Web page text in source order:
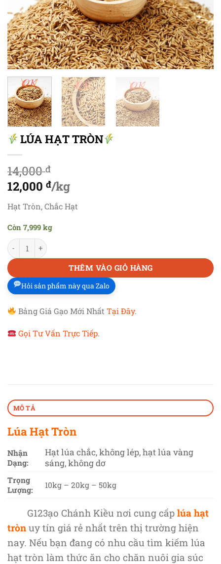
LÚA HẠT TRÒN
14,000đ
Giá
gốc
là:
14,000 đ.
12,000 đ/kg
Giá
hiện
tại
là:
12,000 đ.
Hạt Tròn, Chắc Hạt
Còn 7,999 kg
LÚA HẠT TRÒN
THÊM VÀO GIỎ HÀNG
Hỏi sản phẩm này qua Zalo
Bảng Giá Gạo Mới NhấtTại Đây.
Gọi Tư Vấn Trực Tiếp.
MÔ TẢ
Lúa Hạt Tròn
Nhận
Dạng:
Hạt lúa chắc, không lép, hạt lúa vàng
sáng, không dơ
Trọng
Lượng:
10kg – 20kg – 50kg
G123ạo Chánh Kiều nơi cung cấp lúa hạt
tròn uy tín giá rẻ nhất trên thị trường hiện
nay. Nếu bạn đang có nhu cầu tìm kiếm lúa
hạt tròn làm thức ăn cho chăn nuôi gia súc